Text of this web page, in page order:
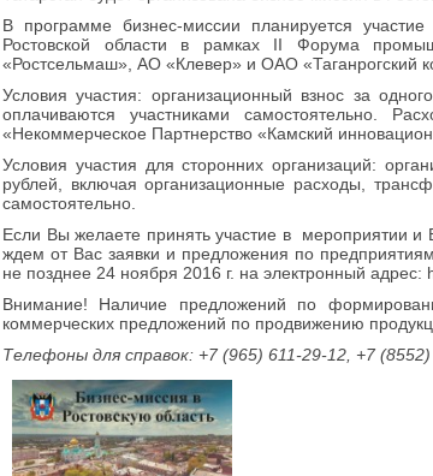
В программе бизнес-миссии планируется
Ростовской области в рамках II Форума
«Ростсельмаш», АО «Клевер» и ОАО «Таганрогский
Условия участия: организационный взнос за
оплачиваются участниками самостоятельно.
«Некоммерческое Партнерство «Камский
Условия участия для сторонних организаций:
рублей, включая организационные расходы,
самостоятельно.
Если Вы желаете принять участие в мероприятии и
ждем от Вас заявки и предложения по
не позднее 24 ноября 2016 г. на электронный адрес:
Внимание! Наличие предложений по
коммерческих предложений по продвижению
Телефоны для справок: +7 (965) 611-29-12, +7